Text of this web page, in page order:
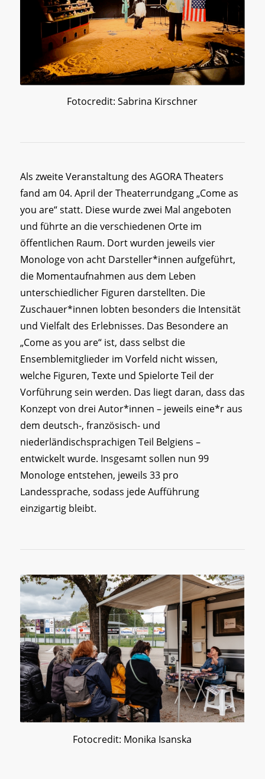
Fotocredit: Sabrina Kirschner
Als zweite Veranstaltung des AGORA Theaters
fand am 04. April der Theaterrundgang „Come as
you are“ statt. Diese wurde zwei Mal angeboten
und führte an die verschiedenen Orte im
öffentlichen Raum. Dort wurden jeweils vier
Monologe von acht Darsteller*innen aufgeführt,
die Momentaufnahmen aus dem Leben
unterschiedlicher Figuren darstellten. Die
Zuschauer*innen lobten besonders die Intensität
und Vielfalt des Erlebnisses. Das Besondere an
„Come as you are“ ist, dass selbst die
Ensemblemitglieder im Vorfeld nicht wissen,
welche Figuren, Texte und Spielorte Teil der
Vorführung sein werden. Das liegt daran, dass das
Konzept von drei Autor*innen – jeweils eine*r aus
dem deutsch-, französisch- und
niederländischsprachigen Teil Belgiens –
entwickelt wurde. Insgesamt sollen nun 99
Monologe entstehen, jeweils 33 pro
Landessprache, sodass jede Aufführung
einzigartig bleibt.
Fotocredit: Monika Isanska